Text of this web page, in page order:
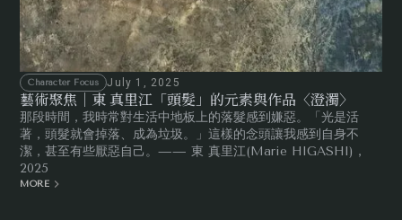
Character Focus July 1, 2025
藝術聚焦｜東 真里江「頭髮」的元素與作品〈澄濁〉
那段時間，我時常對生活中地板上的落髮感到嫌惡。「光是活
著，頭髮就會掉落、成為垃圾。」這樣的念頭讓我感到自身不
潔，甚至有些厭惡自己。—— 東 真里江(Marie HIGASHI)，
2025
MORE